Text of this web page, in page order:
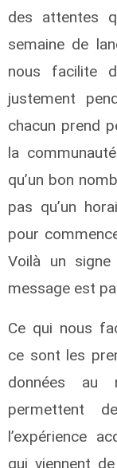
des attentes
semaine de
nous facilite
justement
chacun prend
la
qu’un bon
pas qu’un
pour
Voilà un
message est
Ce qui nous
ce sont les
données au
permettent
l’expérience
qui viennent